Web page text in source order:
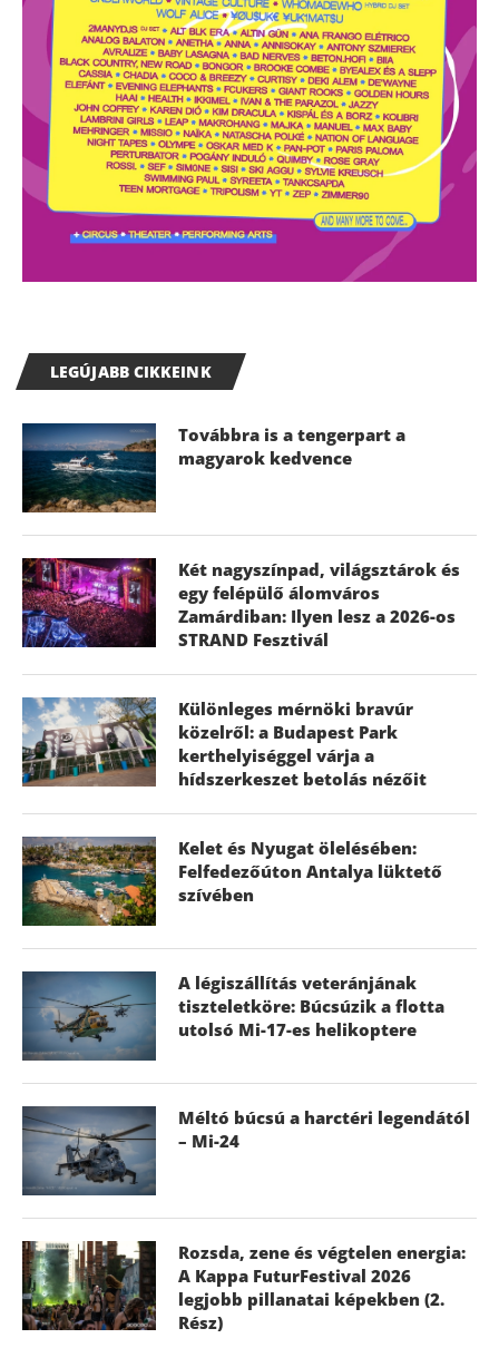
LEGÚJABB CIKKEINK
Továbbra is a tengerpart a
magyarok kedvence
Két nagyszínpad, világsztárok és
egy felépülő álomváros
Zamárdiban: Ilyen lesz a 2026-os
STRAND Fesztivál
Különleges mérnöki bravúr
közelről: a Budapest Park
kerthelyiséggel várja a
hídszerkeszet betolás nézőit
Kelet és Nyugat ölelésében:
Felfedezőúton Antalya lüktető
szívében
A légiszállítás veteránjának
tiszteletköre: Búcsúzik a flotta
utolsó Mi-17-es helikoptere
Méltó búcsú a harctéri legendától
– Mi-24
Rozsda, zene és végtelen energia:
A Kappa FuturFestival 2026
legjobb pillanatai képekben (2.
Rész)